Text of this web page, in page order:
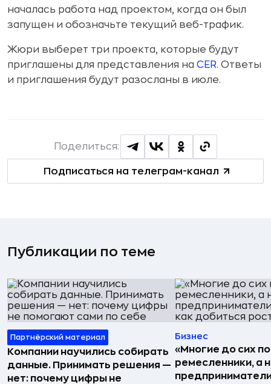
началась работа над проектом, когда он был
запущен и обозначьте текущий веб-трафик.
Жюри выберет три проекта, которые будут
приглашены для представления на CER. Ответы
и приглашения будут разосланы в июле.
Подписаться на телеграм-канал
Поделиться:
Публикации по теме
Партнёрский материал
Компании научились собирать
данные. Принимать решения —
нет: почему цифры не
Бизнес
«Многие до сих
ремесленники, а